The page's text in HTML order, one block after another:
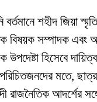
বর্তমানে শহীদ জিয়া
বিষয়ক সম্পাদক এবং
উপদেষ্টা হিসেবে
মতে,
রাজনৈতিক আদর্শের